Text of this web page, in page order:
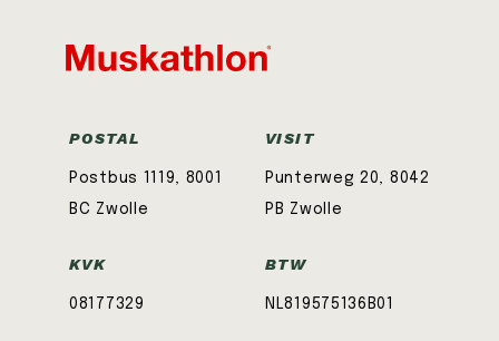
POSTAL
Postbus 1119, 8001
BC Zwolle
VISIT
Punterweg 20, 8042
PB Zwolle
KVK
08177329
BTW
NL819575136B01